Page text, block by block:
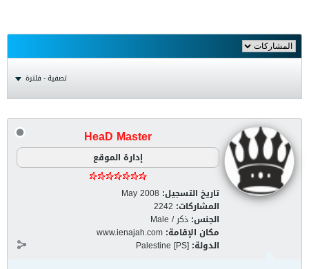
تصفية - فلترة
HeaD Master
إدارة الموقع
تاريخ التسجيل: May 2008
المشاركات: 2242
الجنس: ذكر / Male
مكان الإقامة: www.ienajah.com
الدولة: Palestine [PS]